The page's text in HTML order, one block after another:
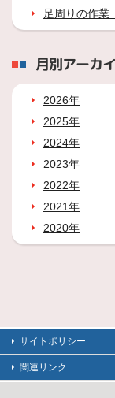
足周りの作業
月別アーカ
2026年
2025年
2024年
2023年
2022年
2021年
2020年
サイトポリシー
関連リンク